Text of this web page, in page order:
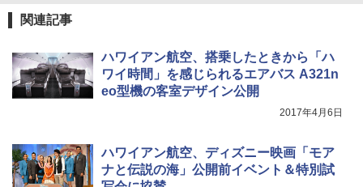
関連記事
ハワイアン航空、搭乗したときから「ハ
ワイ時間」を感じられるエアバス A321n
eo型機の客室デザイン公開
2017年4月6日
ハワイアン航空、ディズニー映画「モア
ナと伝説の海」公開前イベント＆特別試